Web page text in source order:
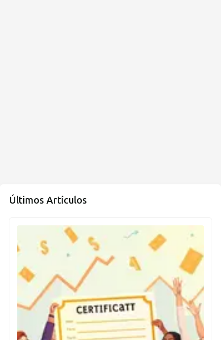
Últimos Artículos